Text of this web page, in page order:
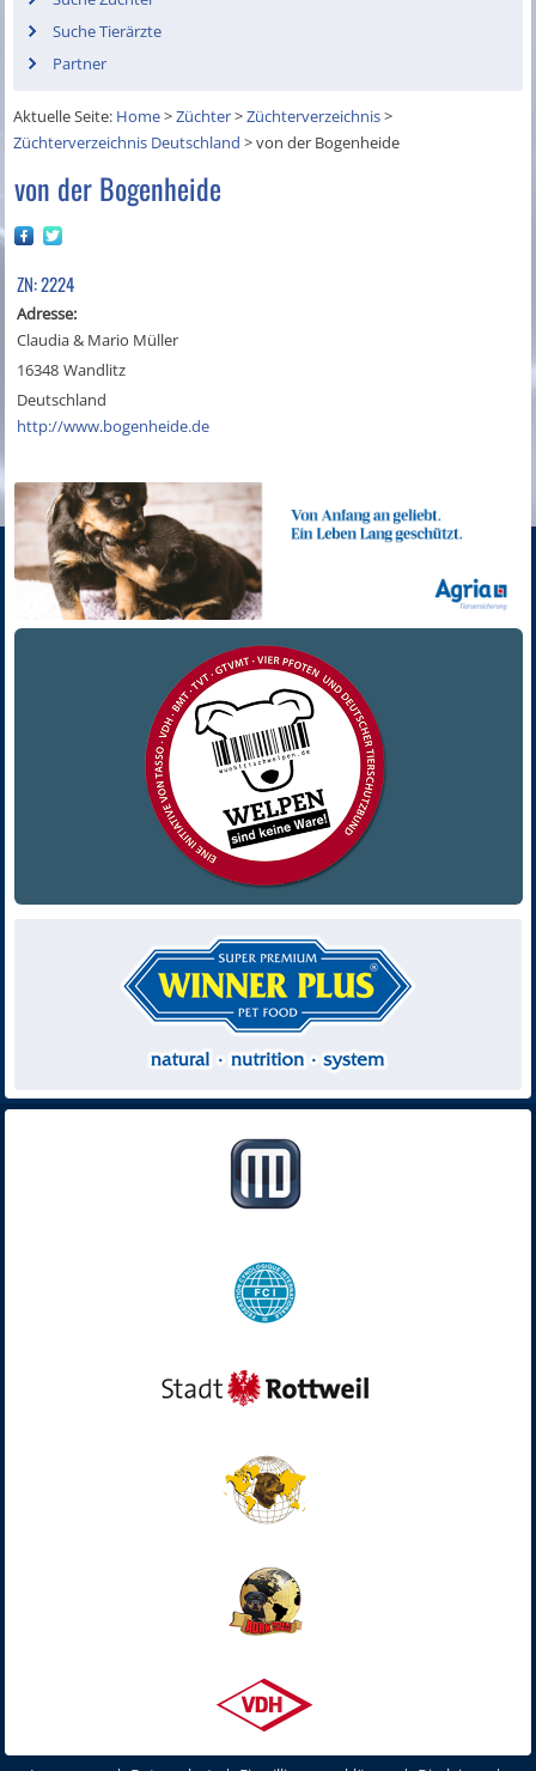
Suche Tierärzte
Partner
Aktuelle Seite: Home>Züchter>Züchterverzeichnis>
Züchterverzeichnis Deutschland >von der Bogenheide
von der Bogenheide
ZN: 2224
Adresse:
Claudia & Mario Müller
16348 Wandlitz
Deutschland
http://www.bogenheide.de